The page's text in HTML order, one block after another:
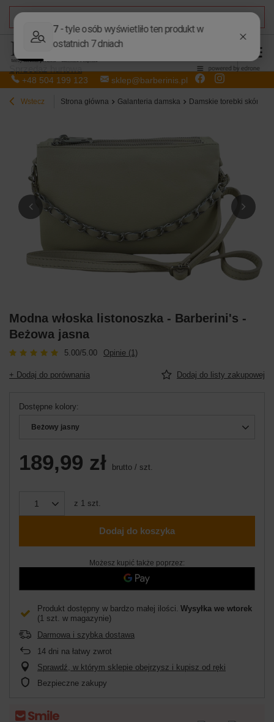
+48 504 199 123 sklep@barberinis.pl
Wstecz Strona główna Galanteria damska Damskie torebki
Modna włoska listonoszka - Barberini's -
Beżowa jasna
5.00/5.00 Opinie (1)
+ Dodaj do porównania Dodaj do listy zakupowej
Dostępne kolory
Beżowy jasny
189,99 zł brutto / szt.
z 1 szt.
Dodaj do koszyka
Możesz kupić także poprzez:
Produkt dostępny w bardzo małej ilości Wysyłka we wtorek
(1 szt. w magazynie)
Darmowa i szybka dostawa
14 dni na łatwy zwrot
Sprawdź, w którym sklepie obejrzysz i kupisz od ręki
Bezpieczne zakupy